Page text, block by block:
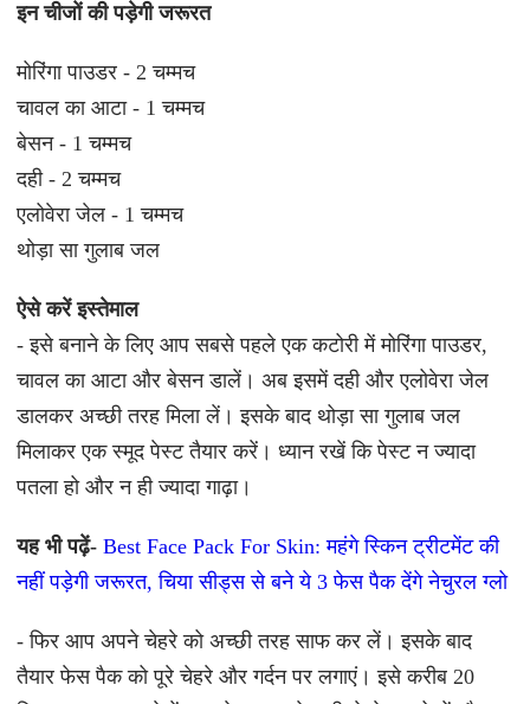
इन चीजों की पड़ेगी जरूरत
मोरिंगा पाउडर - 2 चम्मच
चावल का आटा - 1 चम्मच
बेसन - 1 चम्मच
दही - 2 चम्मच
एलोवेरा जेल - 1 चम्मच
थोड़ा सा गुलाब जल
ऐसे करें इस्तेमाल
- इसे बनाने के लिए आप सबसे पहले एक कटोरी में मोरिंगा पाउडर,
चावल का आटा और बेसन डालें। अब इसमें दही और एलोवेरा जेल
डालकर अच्छी तरह मिला लें। इसके बाद थोड़ा सा गुलाब जल
मिलाकर एक स्मूद पेस्ट तैयार करें। ध्यान रखें कि पेस्ट न ज्यादा
पतला हो और न ही ज्यादा गाढ़ा।
यह भी पढ़ें- Best Face Pack For Skin: महंगे स्किन ट्रीटमेंट की
नहीं पड़ेगी जरूरत, चिया सीड्स से बने ये 3 फेस पैक देंगे नेचुरल ग्लो
- फिर आप अपने चेहरे को अच्छी तरह साफ कर लें। इसके बाद
तैयार फेस पैक को पूरे चेहरे और गर्दन पर लगाएं। इसे करीब 20